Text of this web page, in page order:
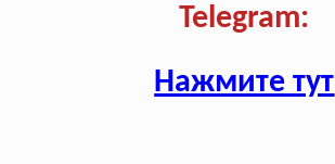
Telegram:
Нажмите тут